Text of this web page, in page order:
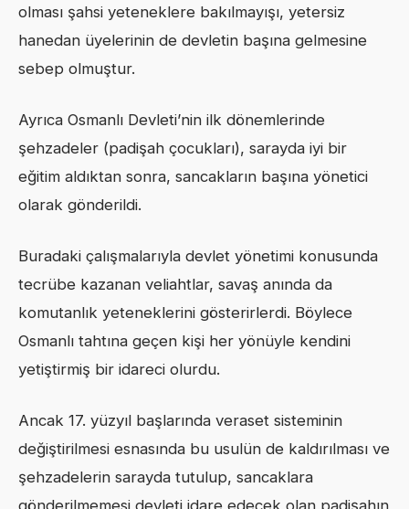
olması şahsi yeteneklere bakılmayışı, yetersiz
hanedan üyelerinin de devletin başına gelmesine
sebep olmuştur.
Ayrıca Osmanlı Devleti’nin ilk dönemlerinde
şehzadeler (padişah çocukları), sarayda iyi bir
eğitim aldıktan sonra, sancakların başına yönetici
olarak gönderildi.
Buradaki çalışmalarıyla devlet yönetimi konusunda
tecrübe kazanan veliahtlar, savaş anında da
komutanlık yeteneklerini gösterirlerdi. Böylece
Osmanlı tahtına geçen kişi her yönüyle kendini
yetiştirmiş bir idareci olurdu.
Ancak 17. yüzyıl başlarında veraset sisteminin
değiştirilmesi esnasında bu usulün de kaldırılması ve
şehzadelerin sarayda tutulup, sancaklara